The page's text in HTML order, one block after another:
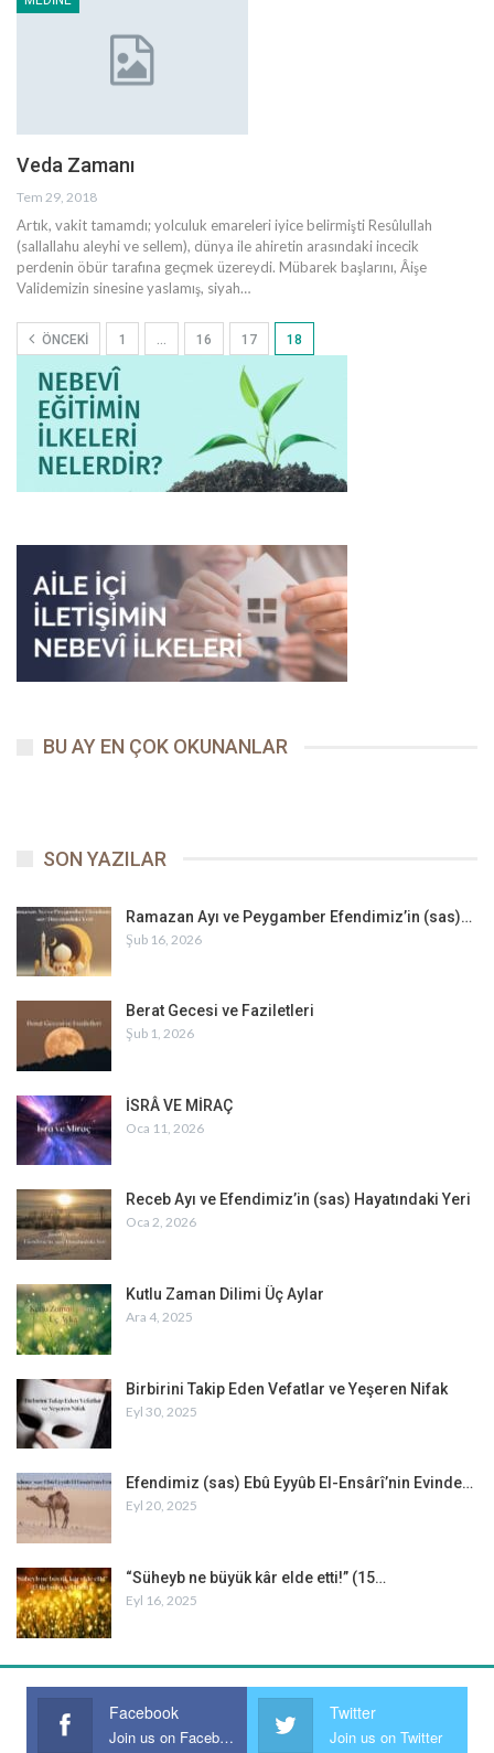
Veda Zamanı
Tem 29, 2018
Artık, vakit tamamdı; yolculuk emareleri iyice belirmişti Resûlullah
(sallallahu aleyhi ve sellem), dünya ile ahiretin arasındaki incecik
perdenin öbür tarafına geçmek üzereydi. Mübarek başlarını, Âişe
Validemizin sinesine yaslamış, siyah…
ÖNCEKI 1 … 16 17 18
BU AY EN ÇOK OKUNANLAR
SON YAZILAR
Ramazan Ayı ve Peygamber Efendimiz’in (sas)…
Şub 16, 2026
Berat Gecesi ve Faziletleri
Şub 1, 2026
İSRÂ VE MİRAÇ
Oca 11, 2026
Receb Ayı ve Efendimiz’in (sas) Hayatındaki Yeri
Oca 2, 2026
Kutlu Zaman Dilimi Üç Aylar
Ara 4, 2025
Birbirini Takip Eden Vefatlar ve Yeşeren Nifak
Eyl 30, 2025
Efendimiz (sas) Ebû Eyyûb El-Ensârî’nin Evinde…
Eyl 20, 2025
“Süheyb ne büyük kâr elde etti!” (15…
Eyl 16, 2025
Facebook
Join us on Facebook
Twitter
Join us on Twitter